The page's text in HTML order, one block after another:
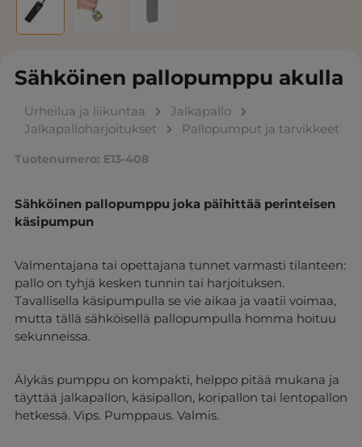
Sähköinen pallopumppu akulla
Urheilua ja liikuntaa
Jalkapallo
Jalkapalloharjoitukset
Pallopumput ja tarvikkeet
Tuotenumero: E13-408
Sähköinen pallopumppu joka päihittää perinteisen
käsipumpun
Valmentajana tai opettajana tunnet varmasti tilanteen:
pallo on tyhjä kesken tunnin tai harjoituksen.
Tavallisella käsipumpulla se vie aikaa ja vaatii voimaa,
mutta tällä sähköisellä pallopumpulla homma hoituu
sekunneissa.
Älykäs pumppu on kompakti, helppo pitää mukana ja
täyttää jalkapallon, käsipallon, koripallon tai lentopallon
hetkessä. Vips. Pumppaus. Valmis.